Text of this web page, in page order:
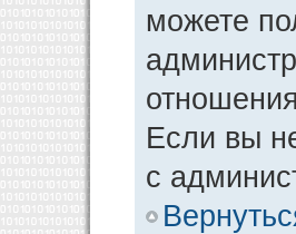
можете
Если вы
с